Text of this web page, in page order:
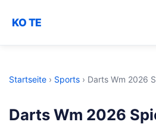
KO TE
Startseite › Sports › Darts Wm 2026
Darts Wm 2026